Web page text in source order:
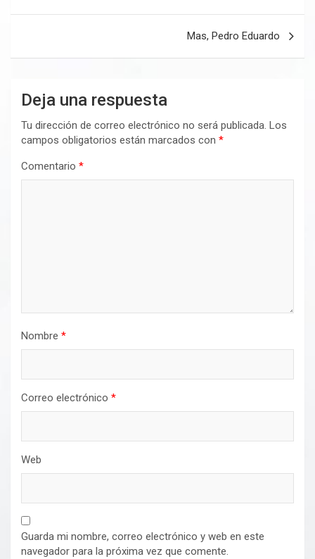
Mas, Pedro Eduardo
Deja una respuesta
Tu dirección de correo electrónico no será publicada. Los
campos obligatorios están marcados con *
Comentario *
Nombre *
Correo electrónico *
Web
Guarda mi nombre, correo electrónico y web en este
navegador para la próxima vez que comente.